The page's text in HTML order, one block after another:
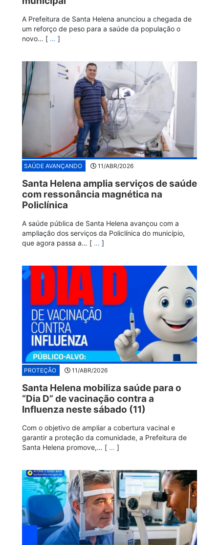
A Prefeitura de Santa Helena anunciou a chegada de
um reforço de peso para a saúde da população o
novo… [ … ]
SAÚDE AVANÇANDO 11/ABR/2026
Santa Helena amplia serviços de saúde
com ressonância magnética na
Policlínica
A saúde pública de Santa Helena avançou com a
ampliação dos serviços da Policlínica do município,
que agora passa a… [ … ]
PROTEÇÃO 11/ABR/2026
Santa Helena mobiliza saúde para o
“Dia D” de vacinação contra a
Influenza neste sábado (11)
Com o objetivo de ampliar a cobertura vacinal e
garantir a proteção da comunidade, a Prefeitura de
Santa Helena promove,… [ … ]